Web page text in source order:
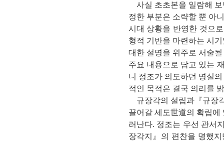
사실 초초본을 일람해 보
정한 부분은 소략할 뿐 아
시대 상황을 반영한 것으
형적 기반을 마련하는 시
대한 설명을 위주로 서술
주요 내용으로 담고 있는
니 정조가 의도하던 명실
적인 목적은 결국 의리를
규장각의 설립과『규장
끌어갈 세도世道의 확립에
러난다. 정조는 우선 관서
장각지』의 편찬을 명했